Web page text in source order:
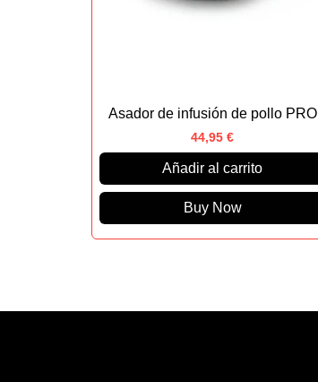
Asador de infusión de pollo PRO
44,95 €
Añadir al carrito
Buy Now